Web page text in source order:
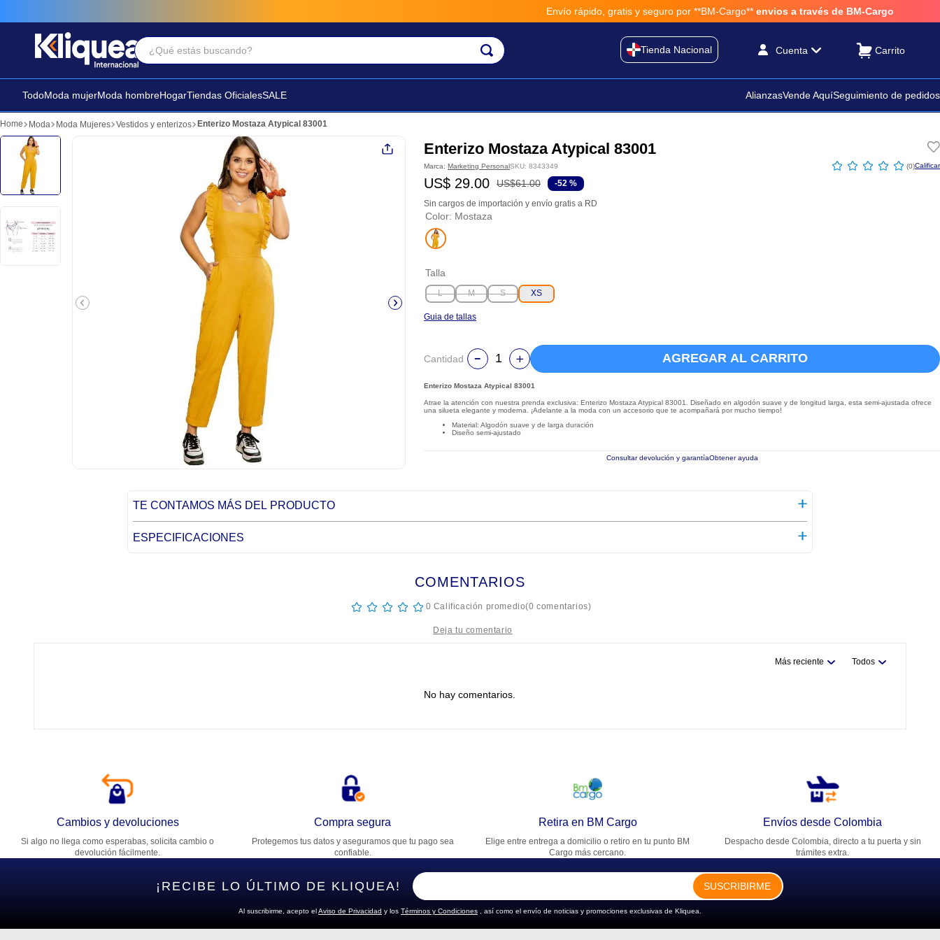
Envío rápido, gratis y seguro por **BM-Cargo** envios a través de BM-Cargo
¿Qué estás buscando?
Tienda Nacional Cuenta
TodoModa mujerModa hombreHogarTiendas OficialesSALE AlianzasVende AquíSeguimiento de pedidos
Moda Moda Mujeres Vestidos y enterizos Enterizo Mostaza Atypical 83001
Enterizo Mostaza Atypical 83001
Marca: Marketing PersonalSKU: 8343349 ☆ ☆ ☆ ☆ ☆ (0)
US$ 29.00 US$61.00 -52 %
Sin cargos de importación y envío gratis a RD
Color: Mostaza
Talla
L M S XS
Guia de tallas
Cantidad AGREGAR AL CARRITO
Enterizo Mostaza Atypical 83001
Atrae la atención con nuestra prenda exclusiva: Enterizo Mostaza Atypical 83001. Diseñado en algodón suave y de longitud larga, esta semi-ajustada ofrece
una silueta elegante y moderna. ¡Adelante a la moda con un accesorio que te acompañará por mucho tiempo!
Material: Algodón suave y de larga duración
Diseño semi-ajustado
Consultar devolución y garantíaObtener ayuda
TE CONTAMOS MÁS DEL PRODUCTO
ESPECIFICACIONES
COMENTARIOS
☆ ☆ ☆ ☆ ☆ 0 Calificación promedio(0 comentarios)
Dirección de email
Escribe un comentario
Más reciente Todos
No hay comentarios.
Cambios y devoluciones
Si algo no llega como esperabas, solicita cambio o
devolución fácilmente.
Compra segura
Protegemos tus datos y aseguramos que tu pago sea
confiable.
Retira en BM Cargo
Elige entre entrega a domicilio o retiro en tu punto BM
Cargo más cercano.
Envíos desde Colombia
Despacho desde Colombia, directo a tu puerta y sin
trámites extra.
¡RECIBE LO ÚLTIMO DE KLIQUEA! SUSCRIBIRME
Al suscribirme, acepto elAviso de Privacidad y los Términos y Condiciones , así como el envío de noticias y promociones exclusivas de Kliquea.
Términos Más Buscados
2. sandalia